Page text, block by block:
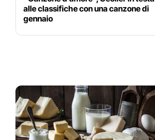
alle classifiche con una canzone di
gennaio